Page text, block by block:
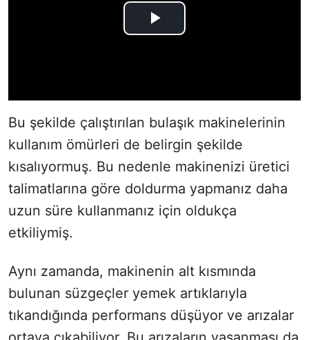
Bu şekilde çalıştırılan bulaşık makinelerinin
kullanım ömürleri de belirgin şekilde
kısalıyormuş. Bu nedenle makinenizi üretici
talimatlarına göre doldurma yapmanız daha
uzun süre kullanmanız için oldukça
etkiliymiş.
Aynı zamanda, makinenin alt kısmında
bulunan süzgeçler yemek artıklarıyla
tıkandığında performans düşüyor ve arızalar